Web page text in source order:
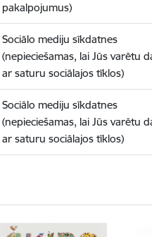
pakalpojumus)
Sociālo mediju sīkdatnes
(nepieciešamas, lai Jūs varētu
ar saturu sociālajos tīklos)
Sociālo mediju sīkdatnes
(nepieciešamas, lai Jūs varētu
ar saturu sociālajos tīklos)